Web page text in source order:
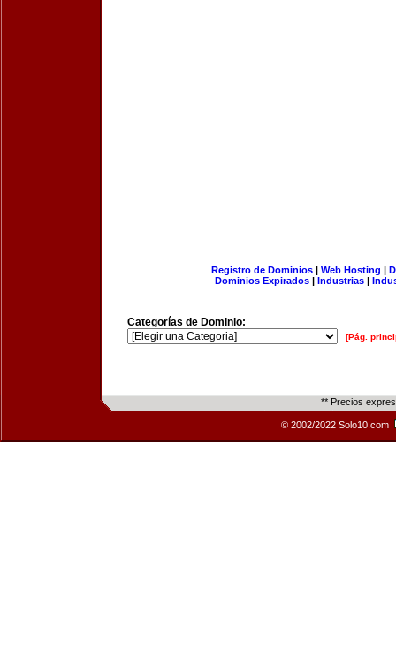
Registro de Dominios| Web Hosting |
Dominios Expirados | Industrias |
Categorías de Dominio:
[Pág.
** Precios
© 2002/2022 Solo10.com